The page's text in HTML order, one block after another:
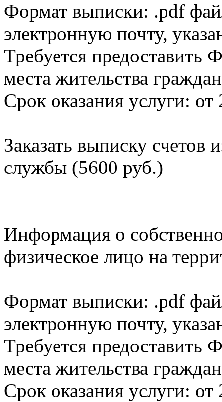
Формат выписки: .pdf
электронную почту,
Требуется
места жительства
Срок оказания услуги: от
Заказать выписку счетов
службы (5600 руб.)
Информация о
физическое лицо на
Формат выписки: .pdf
электронную почту,
Требуется
места жительства
Срок оказания услуги: от